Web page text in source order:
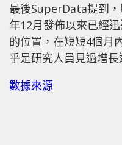
最後SuperData提到
年12月發佈以來已經
的位置，在短短4個月
乎是研究人員見過增
數據來源